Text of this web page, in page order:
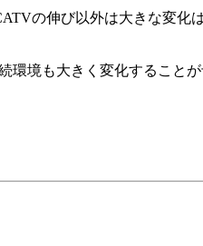
の伸び以外は大きな変化
境も大きく変化すること